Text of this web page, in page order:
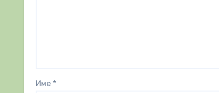
Име *